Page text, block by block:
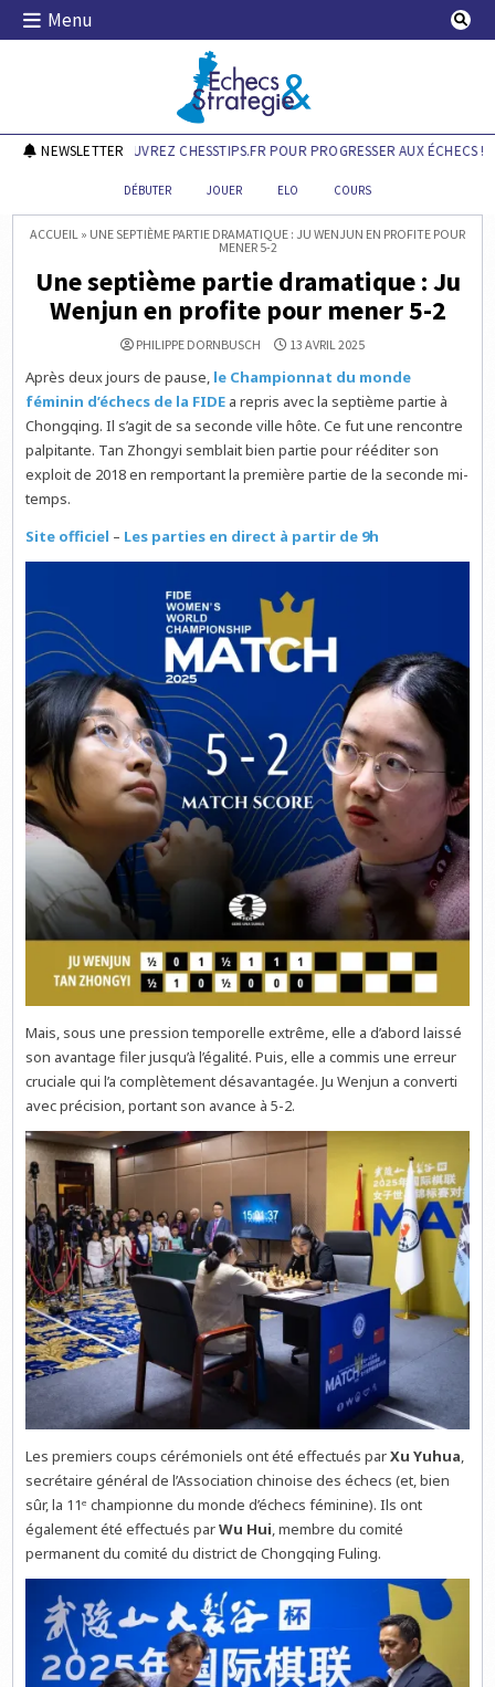
Skip
Menu
Echecs & Stratégie
NEWSLETTERDÉCOUVREZ CHESSTIPS.FR POUR PROGRESSER AUX ÉCHECS !
DÉBUTER JOUER ELO COURS
ACCUEIL » UNE SEPTIÈME PARTIE DRAMATIQUE : JU WENJUN EN PROFITE POUR
MENER 5-2
Une septième partie dramatique : Ju
Wenjun en profite pour mener 5-2
PHILIPPE DORNBUSCH 13 AVRIL 2025
Après deux jours de pause, le Championnat du monde
féminin d’échecs de la FIDE a repris avec la septième partie à
Chongqing. Il s’agit de sa seconde ville hôte. Ce fut une rencontre
palpitante. Tan Zhongyi semblait bien partie pour rééditer son
exploit de 2018 en remportant la première partie de la seconde mi-
temps.
Site officiel – Les parties en direct à partir de 9h
Mais, sous une pression temporelle extrême, elle a d’abord laissé
son avantage filer jusqu’à l’égalité. Puis, elle a commis une erreur
cruciale qui l’a complètement désavantagée. Ju Wenjun a converti
avec précision, portant son avance à 5-2.
Les premiers coups cérémoniels ont été effectués parXu Yuhua,
secrétaire général de l’Association chinoise des échecs (et, bien
sûr, la 11ᵉ championne du monde d’échecs féminine). Ils ont
également été effectués parWu Hui, membre du comité
permanent du comité du district de Chongqing Fuling.